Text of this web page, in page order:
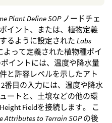
Plant Define SOPノードチェ
イント、または、植物定義
るように設定された Labs
よって定義された植物種ポイ
イントには、温度や降水量
と許容レベルを示したアト
番目の入力には、温度や降水
ートと、土壌などの他の環
Fieldを接続します。 こ
Attributes to Terrain SOPの後